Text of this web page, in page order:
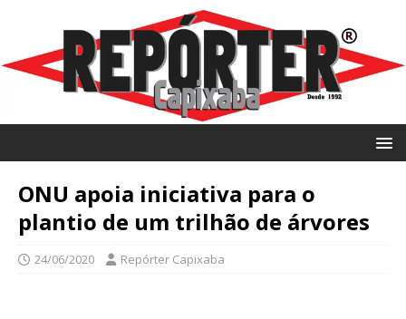
ONU apoia iniciativa para o
plantio de um trilhão de árvores
24/06/2020 Repórter Capixaba